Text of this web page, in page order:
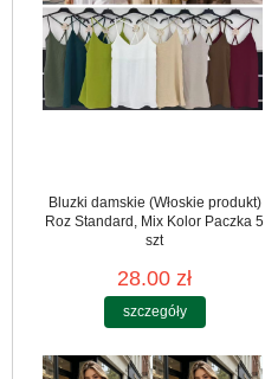
Bluzki damskie (Włoskie produkt)
Roz Standard, Mix Kolor Paczka 5
szt
28.00 zł
szczegóły